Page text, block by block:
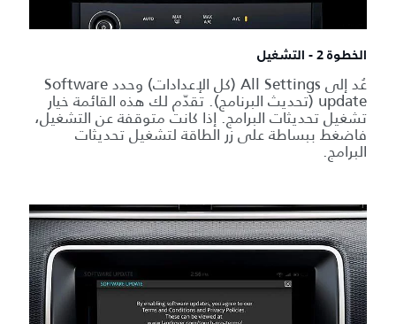
الخطوة 2 - التشغيل
عُد إلى All Settings (كل الإعدادات) وحدد Software
update (تحديث البرنامج). تقدّم لك هذه القائمة خيار
تشغيل تحديثات البرامج. إذا كانت متوقفة عن التشغيل،
فاضغط ببساطة على زر الطاقة لتشغيل تحديثات
البرامج.